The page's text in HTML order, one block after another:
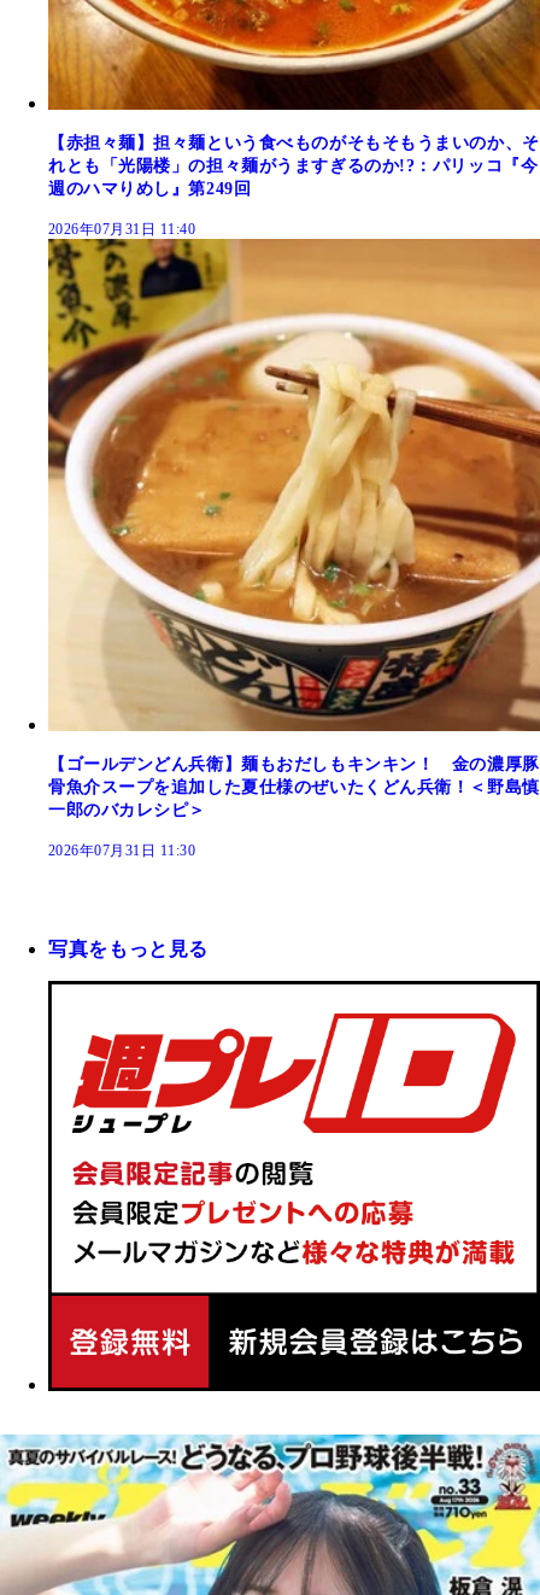
【赤担々麺】担々麺という食べものがそもそもうまいのか、そ
れとも「光陽楼」の担々麺がうますぎるのか!?：パリッコ『今
週のハマりめし』第249回
2026年07月31日 11:40
【ゴールデンどん兵衛】麺もおだしもキンキン！ 金の濃厚豚
骨魚介スープを追加した夏仕様のぜいたくどん兵衛！＜野島慎
一郎のバカレシピ＞
2026年07月31日 11:30
写真をもっと見る